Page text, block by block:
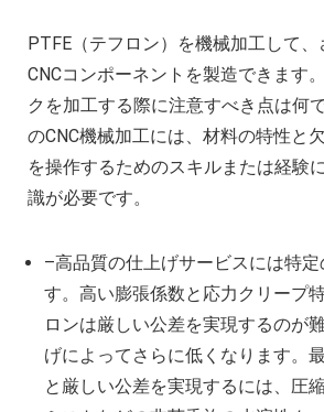
PTFE（テフロン）を機械加工して
CNCコンポーネントを製造できます
クを加工する際に注意すべき点は何
のCNC機械加工には、材料の特性と
を操作するためのスキルまたは経験
識が必要です。
–高品質の仕上げサービスには特定
す。高い膨張係数と応力クリープ
ロンは厳しい公差を実現するのが
げによってさらに低くなります。
と厳しい公差を実現するには、圧